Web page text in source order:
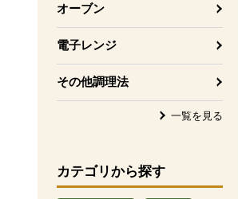
オーブン
電子レンジ
その他調理法
一覧を見る
カテゴリから探す